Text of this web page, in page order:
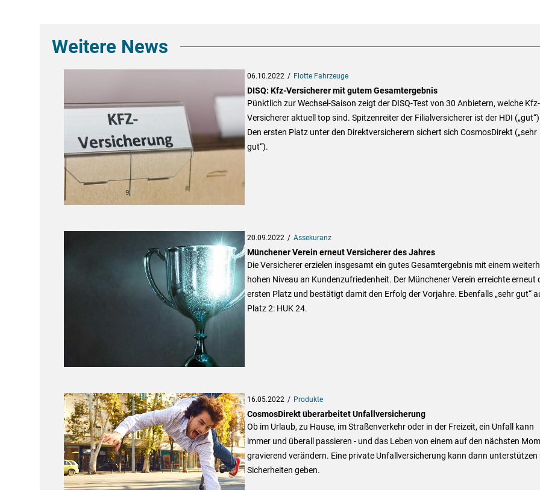
Weitere News
06.10.2022 Flotte Fahrzeuge
DISQ: Kfz-Versicherer mit gutem Gesamtergebnis
Pünktlich zur Wechsel-Saison zeigt der DISQ-Test von 30 Anbietern, welche Kfz-
Versicherer aktuell top sind. Spitzenreiter der Filialversicherer ist der HDI
Den ersten Platz unter den Direktversicherern sichert sich CosmosDirekt („sehr
gut“).
20.09.2022 Assekuranz
Münchener Verein erneut Versicherer des Jahres
Die Versicherer erzielen insgesamt ein gutes Gesamtergebnis mit einem
hohen Niveau an Kundenzufriedenheit. Der Münchener Verein erreichte erneut
ersten Platz und bestätigt damit den Erfolg der Vorjahre. Ebenfalls „sehr gut“
Platz 2: HUK 24.
16.05.2022 Produkte
CosmosDirekt überarbeitet Unfallversicherung
Ob im Urlaub, zu Hause, im Straßenverkehr oder in der Freizeit, ein Unfall kann
immer und überall passieren - und das Leben von einem auf den nächsten
gravierend verändern. Eine private Unfallversicherung kann dann unterstützen
Sicherheiten geben.